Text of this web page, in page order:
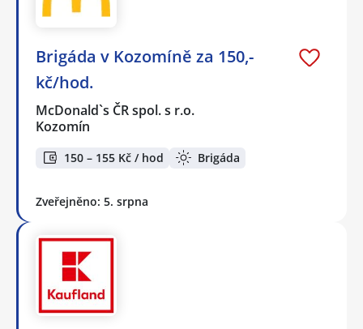
Brigáda v Kozomíně za 150,-
kč/hod.
McDonald`s ČR spol. s r.o.
Kozomín
150 – 155 Kč / hod Brigáda
Zveřejněno: 5. srpna